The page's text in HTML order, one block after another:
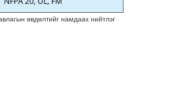
өвдөлтийг намдаах нийтлэг